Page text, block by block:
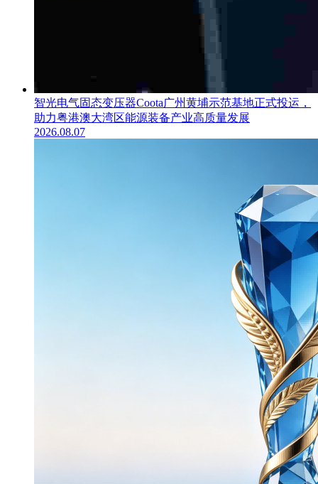
智光电气固态变压器Coota广州黄埔示范基地正式投运，
助力粤港澳大湾区能源装备产业高质量发展
2026.08.07